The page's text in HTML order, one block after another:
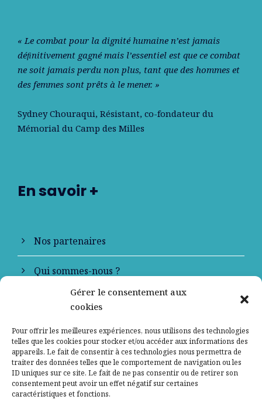
Gérer le consentement aux
cookies
Pour offrir les meilleures expériences, nous utilisons des technologies
telles que les cookies pour stocker et/ou accéder aux informations des
appareils. Le fait de consentir à ces technologies nous permettra de
traiter des données telles que le comportement de navigation ou les
ID uniques sur ce site. Le fait de ne pas consentir ou de retirer son
consentement peut avoir un effet négatif sur certaines
caractéristiques et fonctions.
« Le combat pour la dignité humaine n’est jamais
déﬁnitivement gagné mais l’essentiel est que ce combat
ne soit jamais perdu non plus, tant que des hommes et
des femmes sont prêts à le mener. »
Sydney Chouraqui, Résistant, co-fondateur du
Mémorial du Camp des Milles
En savoir +
Nos partenaires
Qui sommes-nous ?
Contactez-nous
Mentions légales
Politique de confidentialité